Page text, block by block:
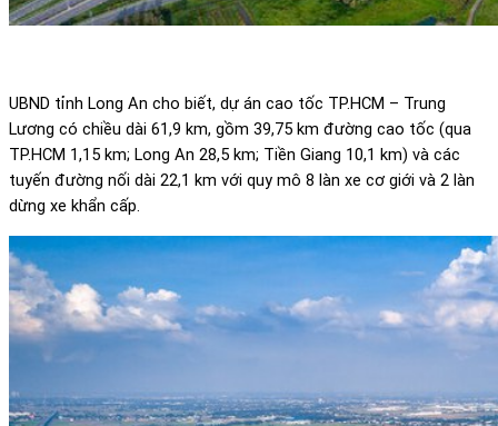
UBND tỉnh Long An cho biết, dự án cao tốc TP.HCM – Trung
Lương có chiều dài 61,9 km, gồm 39,75 km đường cao tốc (qua
TP.HCM 1,15 km; Long An 28,5 km; Tiền Giang 10,1 km) và các
tuyến đường nối dài 22,1 km với quy mô 8 làn xe cơ giới và 2 làn
dừng xe khẩn cấp.